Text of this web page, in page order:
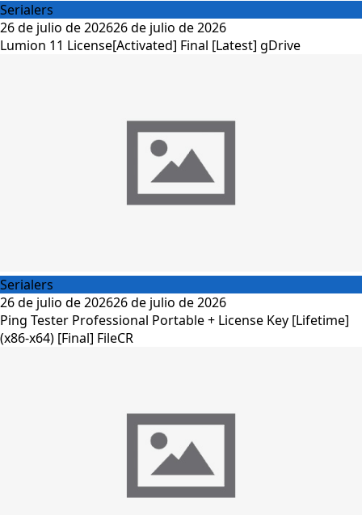
Serialers
26 de julio de 202626 de julio de 2026
Lumion 11 License[Activated] Final [Latest] gDrive
Serialers
26 de julio de 202626 de julio de 2026
Ping Tester Professional Portable + License Key [Lifetime]
(x86-x64) [Final] FileCR